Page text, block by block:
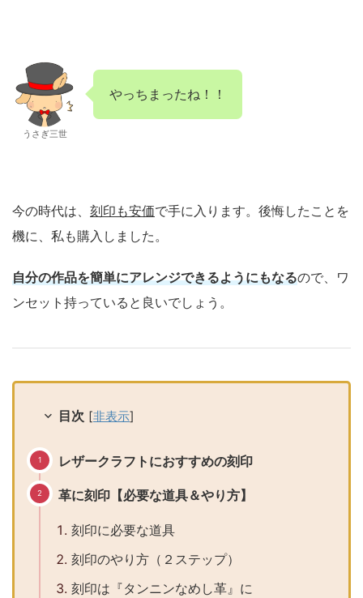
うさぎ三世
やっちまったね！！
今の時代は、 刻印も安価で手に入ります。後悔したことを
機に、私も購入しました。
自分の作品を簡単にアレンジできるようにもなるので、ワ
ンセット持っていると良いでしょう。
目次 [非表示]
レザークラフトにおすすめの刻印
革に刻印【必要な道具＆やり方】
刻印に必要な道具
刻印のやり方（２ステップ）
刻印は『タンニンなめし革』に